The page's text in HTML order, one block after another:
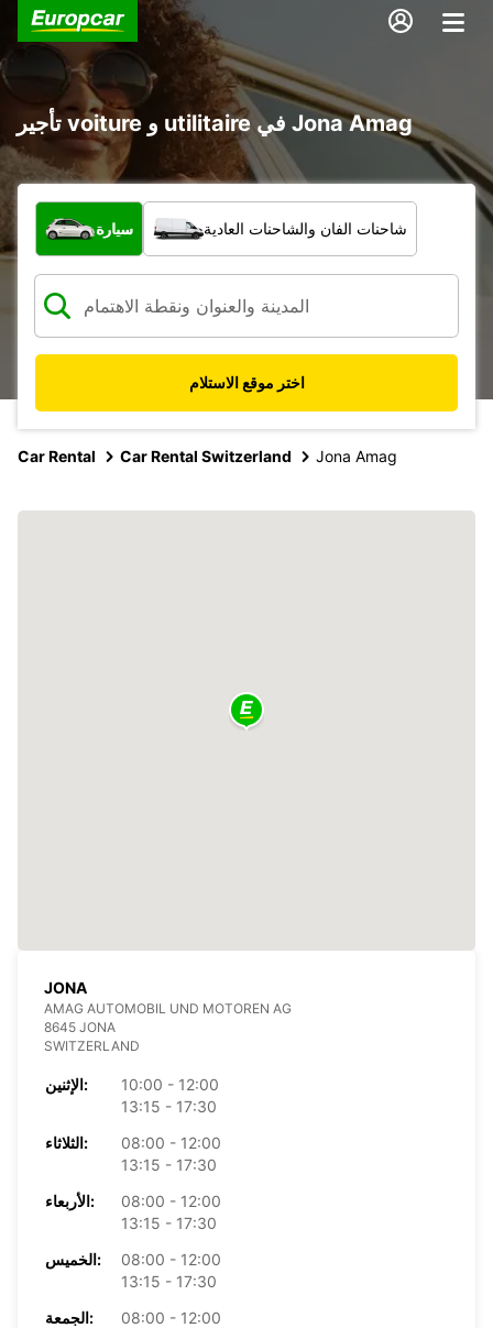
تأجير voiture و utilitaire في Jona Amag
ما نوع المركبة؟
سيارة شاحنات الفان والشاحنات العادية
اختر موقع الاستلام
Car Rental Car Rental Switzerland Jona Amag
JONA
AMAG AUTOMOBIL UND MOTOREN AG
8645 JONA
SWITZERLAND
الإثنين:
10:00 - 12:00
13:15 - 17:30
الثلاثاء:
08:00 - 12:00
13:15 - 17:30
الأربعاء:
08:00 - 12:00
13:15 - 17:30
الخميس:
08:00 - 12:00
13:15 - 17:30
الجمعة:
08:00 - 12:00